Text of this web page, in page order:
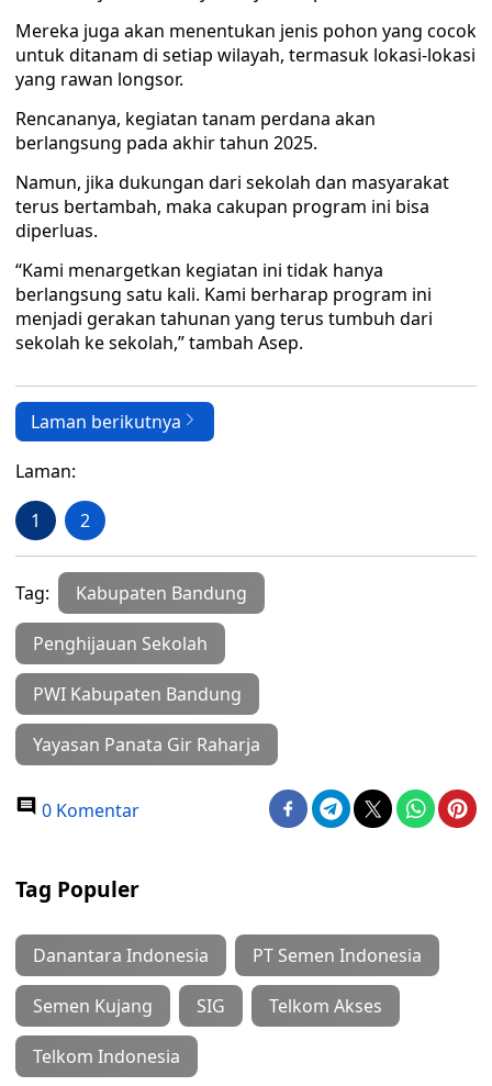
Mereka juga akan menentukan jenis pohon yang cocok
untuk ditanam di setiap wilayah, termasuk lokasi-lokasi
yang rawan longsor.
Rencananya, kegiatan tanam perdana akan
berlangsung pada akhir tahun 2025.
Namun, jika dukungan dari sekolah dan masyarakat
terus bertambah, maka cakupan program ini bisa
diperluas.
“Kami menargetkan kegiatan ini tidak hanya
berlangsung satu kali. Kami berharap program ini
menjadi gerakan tahunan yang terus tumbuh dari
sekolah ke sekolah,” tambah Asep.
Laman berikutnya
Laman:
1 2
Tag: Kabupaten Bandung
Penghijauan Sekolah
PWI Kabupaten Bandung
Yayasan Panata Gir Raharja
0 Komentar
Tag Populer
Danantara Indonesia PT Semen Indonesia
Semen Kujang SIG Telkom Akses
Telkom Indonesia